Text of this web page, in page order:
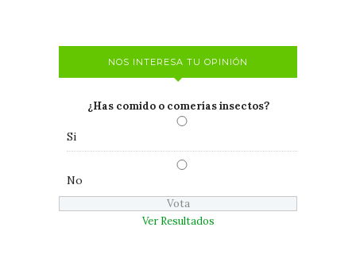
NOS INTERESA TU OPINIÓN
¿Has comido o comerías insectos?
Si
No
Ver Resultados